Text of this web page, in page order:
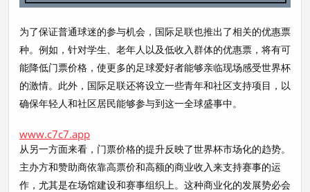
为了保证普通球迷的参与机会，国际足联也推出了相关的优惠票
种。例如，针对学生、老年人以及低收入群体的优惠票，将有可
能降低门票价格，使更多的足球爱好者能够亲临现场感受世界杯
的激情。此外，国际足联还将设立一些青年和社区支持项目，以
确保年轻人和社区居民能够参与到这一全球盛事中。
www.c7c7.app
从另一方面来看，门票价格的提升反映了世界杯市场化的趋势。
主办方和赞助商依靠高票价和高额的商业收入来支持赛事的运
作，尤其是在场馆建设和赛事组织上。这种商业化的发展势必会